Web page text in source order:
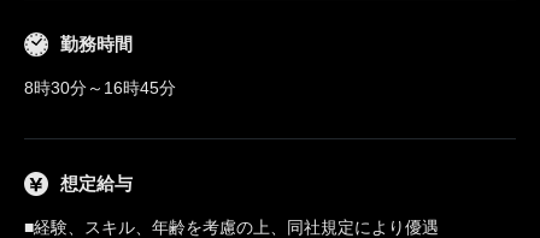
勤務時間
8時30分～16時45分
想定給与
■経験、スキル、年齢を考慮の上、同社規定により優遇